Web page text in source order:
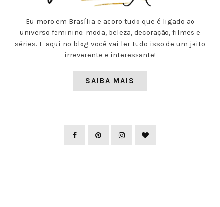
Eu moro em Brasília e adoro tudo que é ligado ao
universo feminino: moda, beleza, decoração, filmes e
séries. E aqui no blog você vai ler tudo isso de um jeito
irreverente e interessante!
SAIBA MAIS